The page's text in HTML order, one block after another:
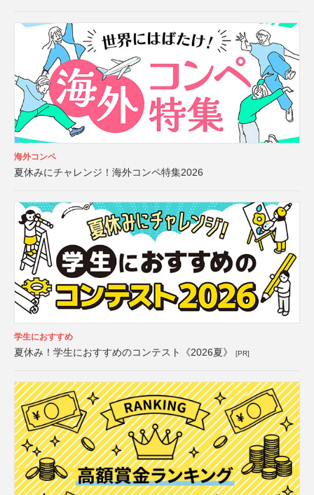
海外コンペ
夏休みにチャレンジ！海外コンペ特集2026
学生におすすめ
夏休み！学生におすすめのコンテスト《2026夏》 [PR]